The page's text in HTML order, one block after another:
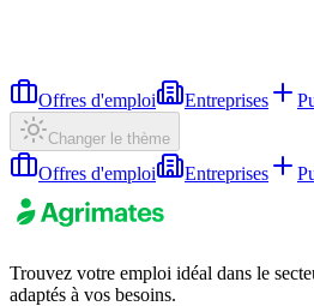
Offres d'emploi Entreprises
Changer le thème
Offres d'emploi Entreprises
Trouvez votre emploi idéal dans le
adaptés à vos besoins.